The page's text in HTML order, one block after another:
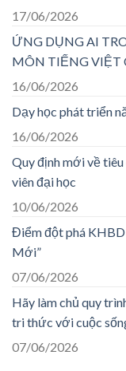
17/06/2026
ỨNG DỤNG AI
MÔN TIẾNG VIỆT
16/06/2026
Dạy học phát triển
16/06/2026
Quy định mới về
viên đại học
10/06/2026
Điểm đột phá
Mới”
07/06/2026
Hãy làm chủ quy
tri thức với cuộc
07/06/2026